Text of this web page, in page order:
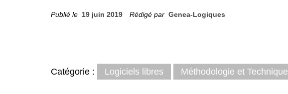
Publié le 19 juin 2019 Rédigé par Genea-Logiques
Catégorie : Logiciels libres Méthodologie et Technique